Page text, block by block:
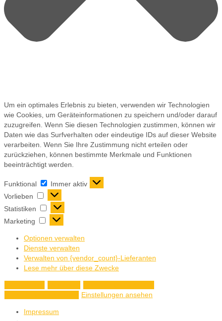
Um ein optimales Erlebnis zu bieten, verwenden wir Technologien
wie Cookies, um Geräteinformationen zu speichern und/oder darauf
zuzugreifen. Wenn Sie diesen Technologien zustimmen, können wir
Daten wie das Surfverhalten oder eindeutige IDs auf dieser Website
verarbeiten. Wenn Sie Ihre Zustimmung nicht erteilen oder
zurückziehen, können bestimmte Merkmale und Funktionen
beeinträchtigt werden.
Funktional
Immer aktiv
Vorlieben
Statistiken
Marketing
Optionen verwalten
Dienste verwalten
Verwalten von {vendor_count}-Lieferanten
Lese mehr über diese Zwecke
Einstellungen ansehen
Impressum